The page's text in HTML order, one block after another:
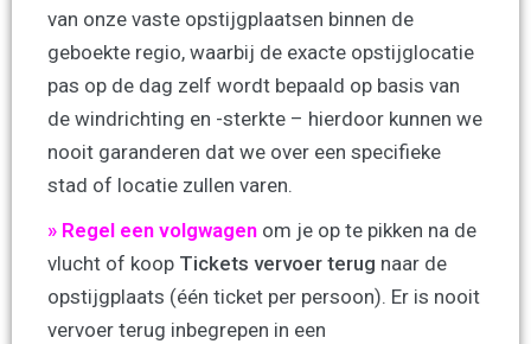
van onze vaste opstijgplaatsen binnen de
geboekte regio, waarbij de exacte opstijglocatie
pas op de dag zelf wordt bepaald op basis van
de windrichting en -sterkte – hierdoor kunnen we
nooit garanderen dat we over een specifieke
stad of locatie zullen varen.
» Regel een volgwagen om je op te pikken na de
vlucht of koop Tickets vervoer terug naar de
opstijgplaats (één ticket per persoon). Er is nooit
vervoer terug inbegrepen in een